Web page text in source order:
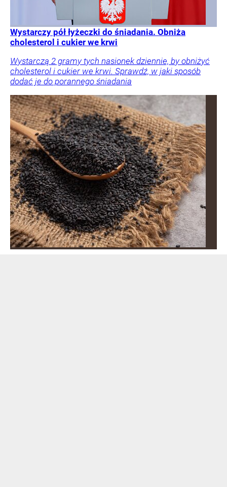
Wystarczy pół łyżeczki do śniadania. Obniża
cholesterol i cukier we krwi
Wystarczą 2 gramy tych nasionek dziennie, by obniżyć
cholesterol i cukier we krwi. Sprawdź, w jaki sposób
dodać je do porannego śniadania